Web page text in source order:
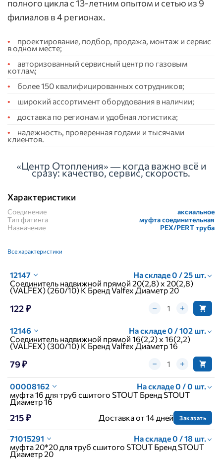
полного цикла с 13-летним опытом и сетью из 9
филиалов в 4 регионах.
проектирование, подбор, продажа, монтаж и сервис
в одном месте;
авторизованный сервисный центр по газовым
котлам;
более 150 квалифицированных сотрудников;
широкий ассортимент оборудования в наличии;
доставка по регионам и удобная логистика;
надежность, проверенная годами и тысячами
клиентов.
«Центр Отопления» — когда важно всё и
сразу: качество, сервис, скорость.
Характеристики
Соединение
аксиальное
Тип фитинга
муфта соединительная
Назначение
PEX/PERT труба
Все характеристики
12147
На складе 0 / 25 шт.
Соединитель надвижной прямой 20(2,8) х 20(2,8)
(VALFEX) (260/10) К Бренд Valfex Диаметр 20
122 ₽
12146
На складе 0 / 102 шт.
Соединитель надвижной прямой 16(2,2) х 16(2,2)
(VALFEX) (300/10) К Бренд Valfex Диаметр 16
79 ₽
00008162
На складе 0 / 0 шт.
муфта 16 для труб сшитого STOUT Бренд STOUT
Диаметр 16
215 ₽ Доставка от 14 дней Заказать
71015291
На складе 0 / 18 шт.
муфта 20*20 для труб сшитого STOUT Бренд STOUT
Диаметр 20